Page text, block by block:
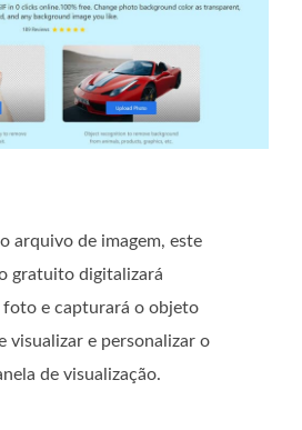
arquivo de imagem, este
gratuito digitalizará
e capturará o objeto
visualizar e personalizar o
de visualização.